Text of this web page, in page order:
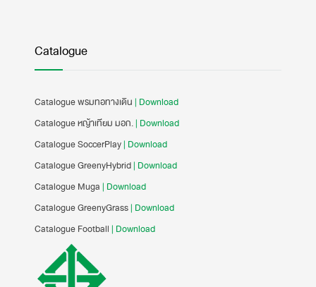
Catalogue
Catalogue พรมทอทางเดิน | Download
Catalogue หญ้าเทียม มอก.| Download
Catalogue SoccerPlay| Download
Catalogue GreenyHybrid| Download
Catalogue Muga | Download
Catalogue GreenyGrass| Download
Catalogue Football | Download